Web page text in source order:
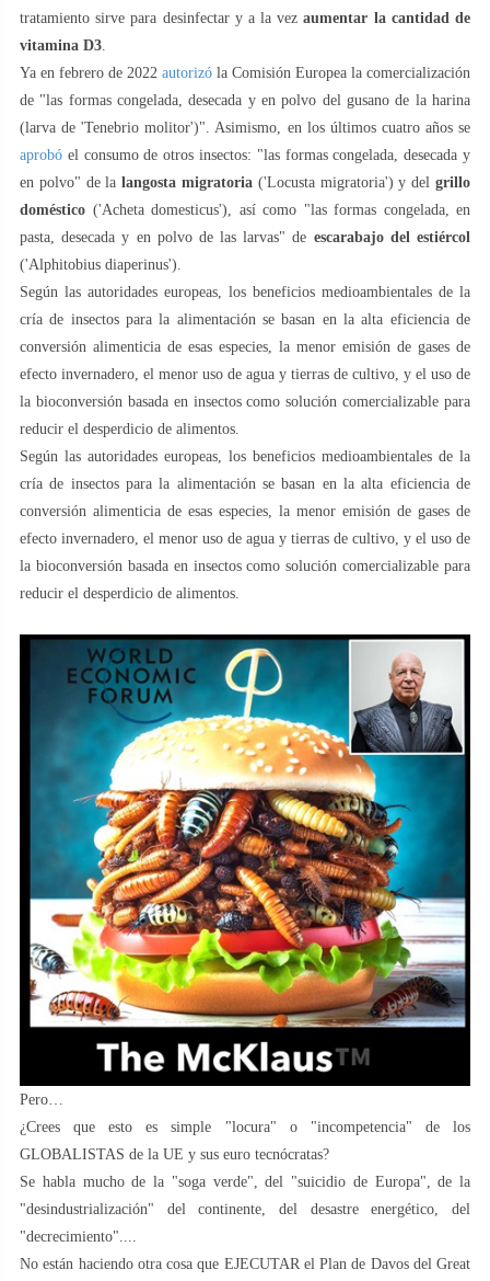
tratamiento sirve para desinfectar y a la vezaumentar la cantidad de
vitamina D3
Ya en febrero de 2022 autorizó la Comisión Europea la comercialización
de "las formas congelada, desecada y en polvo del gusano de la harina
(larva de 'Tenebrio molitor')". Asimismo, en los últimos cuatro años se
aprobó el consumo de otros insectos: "las formas congelada, desecada y
en polvo" de lalangosta migratoria ('Locusta migratoria') y delgrillo
doméstico ('Acheta domesticus'), así como "las formas congelada, en
pasta, desecada y en polvo de las larvas" de escarabajo del estiércol
('Alphitobius diaperinus').
Según las autoridades europeas, los beneficios medioambientales de la
cría de insectos para la alimentación se basan en la alta eficiencia de
conversión alimenticia de esas especies, la menor emisión de gases de
efecto invernadero, el menor uso de agua y tierras de cultivo, y el uso de
la bioconversión basada en insectos como solución comercializable para
reducir el desperdicio de alimentos.
Según las autoridades europeas, los beneficios medioambientales de la
cría de insectos para la alimentación se basan en la alta eficiencia de
conversión alimenticia de esas especies, la menor emisión de gases de
efecto invernadero, el menor uso de agua y tierras de cultivo, y el uso de
la bioconversión basada en insectos como solución comercializable para
reducir el desperdicio de alimentos.
Pero…
¿Crees que esto es simple "locura" o "incompetencia" de los
GLOBALISTAS de la UE y sus euro tecnócratas?
Se habla mucho de la "soga verde", del "suicidio de Europa", de la
"desindustrialización" del continente, del desastre energético, del
"decrecimiento"....
No están haciendo otra cosa que EJECUTAR el Plan de Davos del Great